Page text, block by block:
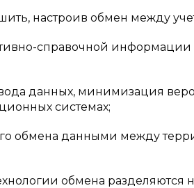
настроив обмен между
справочной информации
данных, минимизация
системах;
обмена данными между
обмена